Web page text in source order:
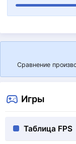
Сравнение
Игры
Таблица FPS